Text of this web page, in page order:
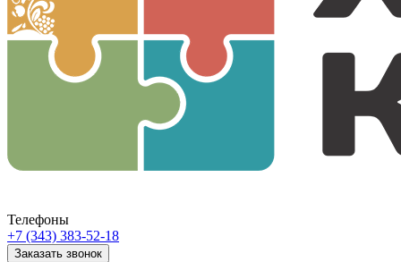
Телефоны
+7 (343) 383-52-18
Заказать звонок